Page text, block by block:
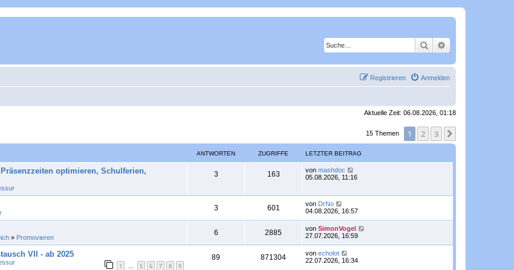
Suche
Anmelden
Registrieren
Aktuelle Zeit: 06.08.2026, 01:18
15 Themen 1 2 3
ANTWORTEN ZUGRIFFE LETZTER BEITRAG
optimieren, Schulferien,
3A
t
w
o
163Z
r
i
L
e
t
e
r
B
e
i
a
g
von mashdoc
05.08.2026, 11:16
3A
n
w
601
u
r
L
e
t
e
r
B
e
von DrNo
04.08.2026, 16:57
» Promovieren
6A
n
2885Z
u
L
e
t
e
von SimonVogel
27.07.2026, 16:59
VII - ab 2025
1 … 5 6 7 8 9
89A
871304Z
L
e
von echolot
22.07.2026, 16:34